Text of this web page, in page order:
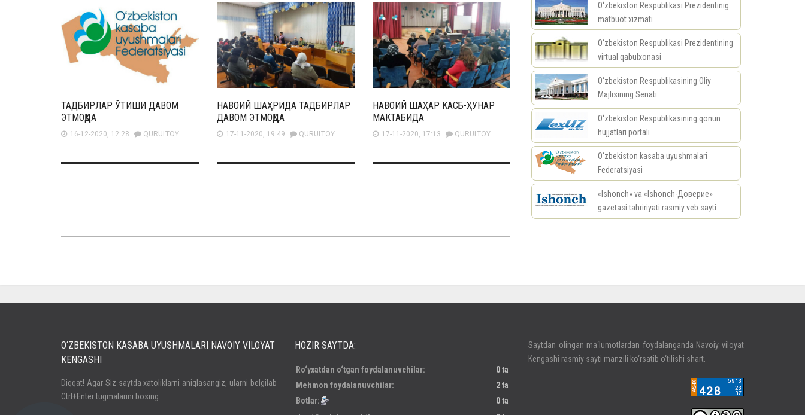
ТАДБИРЛАР ЎТИШИ ДАВОМ
ЭТМОҚДА
16-12-2020, 12:28 QURULTOY
НАВОИЙ ШАҲРИДА ТАДБИРЛАР
ДАВОМ ЭТМОҚДА
17-11-2020, 19:49 QURULTOY
НАВОИЙ ШАҲАР КАСБ-ҲУНАР
МАКТАБИДА
17-11-2020, 17:13 QURULTOY
O‘zbekiston Respublikasi Prezidentinig
matbuot xizmati
O‘zbekiston Respublikasi Prezidentining
virtual qabulxonasi
O‘zbekiston Respublikasining Oliy
Majlisining Senati
O‘zbekiston Respublikasining qonun
hujjatlari portali
O‘zbekiston kasaba uyushmalari
Federatsiyasi
«Ishonch» va «Ishonch-Доверие»
gazetasi tahririyati rasmiy veb sayti
Кириш
Регистрация
Паролни унутдингизми?
O‘ZBEKISTON KASABA UYUSHMALARI NAVOIY VILOYAT
KENGASHI
Diqqat! Agar Siz saytda xatoliklarni aniqlasangiz, ularni belgilab
Ctrl+Enter tugmalarini bosing.
HOZIR SAYTDA:
Ro‘yxatdan o‘tgan foydalanuvchilar:
0 ta
Mehmon foydalanuvchilar:
2 ta
Botlar:
0 ta
Saytdan olingan ma‘lumotlardan foydalanganda Navoiy viloyat
Kengashi rasmiy sayti manzili ko‘rsatib o‘tilishi shart.